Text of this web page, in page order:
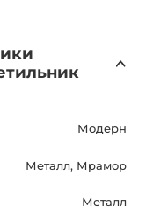
как
для
сразу же
Модерн
Металл, Мрамор
Металл